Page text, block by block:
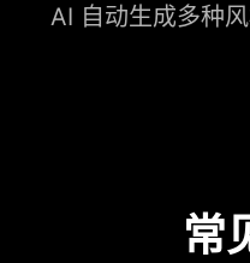
AI 自动生成多种
常